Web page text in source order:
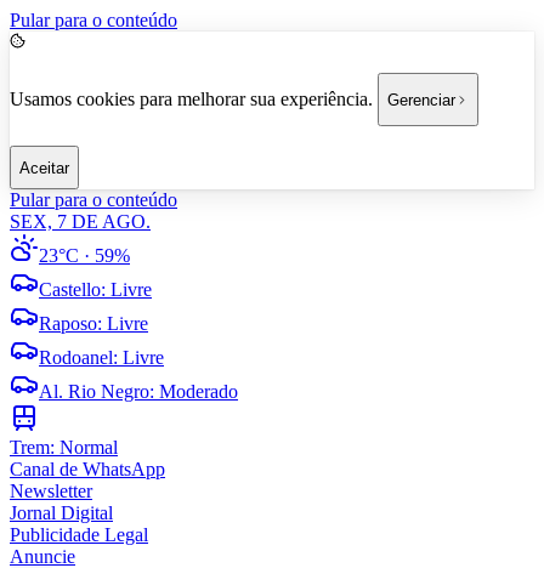
Pular para o conteúdo
Usamos cookies para melhorar sua experiência. Gerenciar
Aceitar
Pular para o conteúdo
SEX, 7 DE AGO.
23°C · 59%
Castello: Livre
Raposo: Livre
Rodoanel: Livre
Al. Rio Negro: Moderado
Trem: Normal
Canal de WhatsApp
Newsletter
Jornal Digital
Publicidade Legal
Anuncie